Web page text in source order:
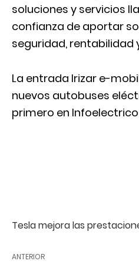
soluciones y servicios
confianza de aportar
seguridad, rentabilidad
La entrada Irizar e-
nuevos autobuses
primero en
Tesla mejora las
ANTERIOR